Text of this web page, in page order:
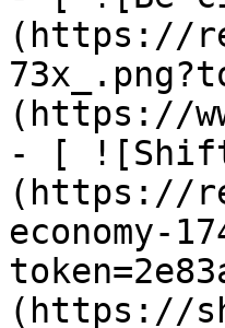
(https://
(https://
- [
(https://
economy-
(https://